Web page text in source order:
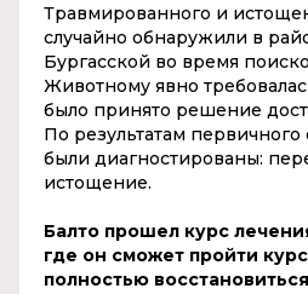
Травмированного и
случайно обнаружили в
Бургасской во время
Животному явно
было принято решение
По результатам первичного
были диагностированы:
истощение.
Балто прошел курс
где он сможет пройти
полностью